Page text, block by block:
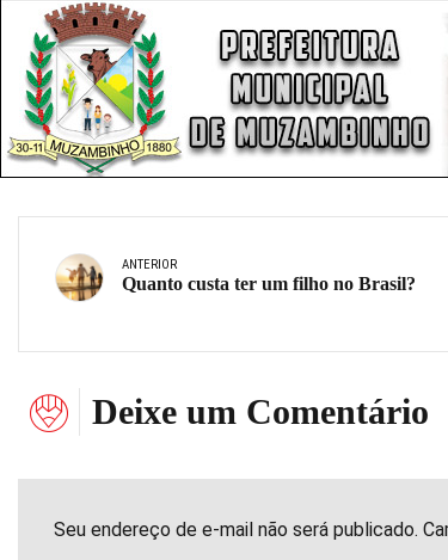
ANTERIOR
Quanto custa ter um filho no Brasil?
Deixe um Comentário
Seu endereço de e-mail não será publicado.